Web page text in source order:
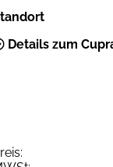
Details zum